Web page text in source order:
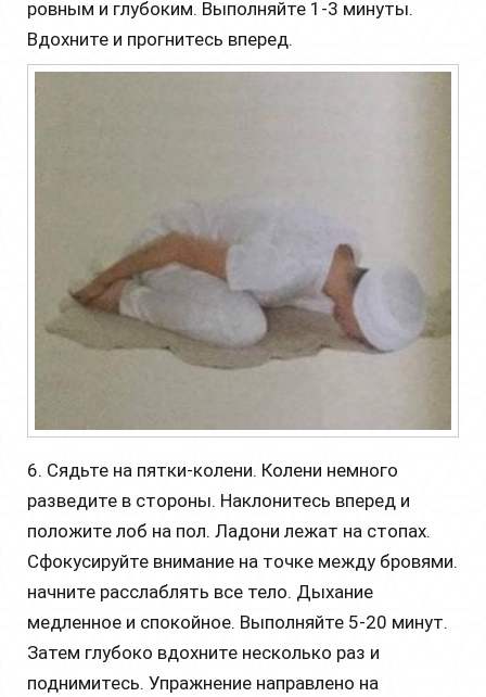
ровным и глубоким. Выполняйте 1-3 минуты.
Вдохните и прогнитесь вперед.
6. Сядьте на пятки-колени. Колени немного
разведите в стороны. Наклонитесь вперед и
положите лоб на пол. Ладони лежат на стопах.
Сфокусируйте внимание на точке между бровями.
начните расслаблять все тело. Дыхание
медленное и спокойное. Выполняйте 5-20 минут.
Затем глубоко вдохните несколько раз и
поднимитесь. Упражнение направлено на